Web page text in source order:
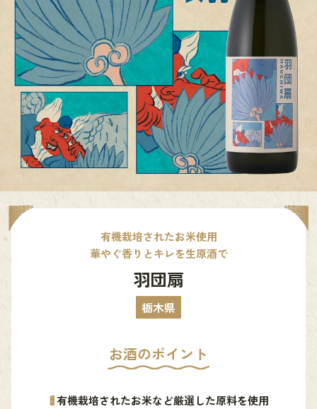
有機栽培されたお米使用
華やぐ香りとキレを生原酒で
羽団扇
栃木県
お酒のポイント
有機栽培されたお米など厳選した原料を使用